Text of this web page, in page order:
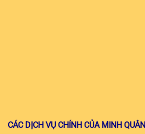
CÁC DỊCH VỤ CHÍNH CỦA MINH QUÂN